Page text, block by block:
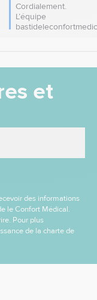
Cordialement.
L’équipe
et
des informations
le Confort Médical.
Pour plus
de la charte de